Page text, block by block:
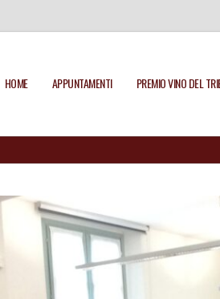
HOME APPUNTAMENTI PREMIO VINO DEL